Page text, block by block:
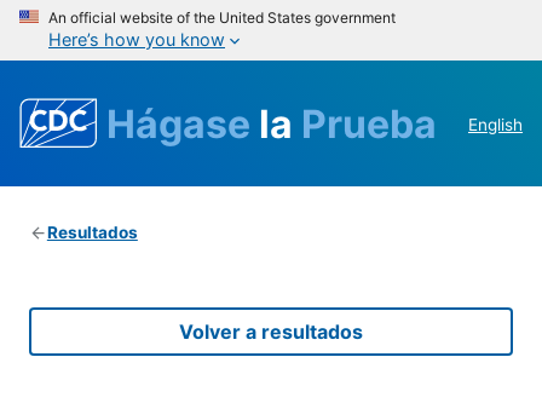
An official website of the United States government
Here’s how you know
Hágase la Prueba English
Resultados
Volver a resultados